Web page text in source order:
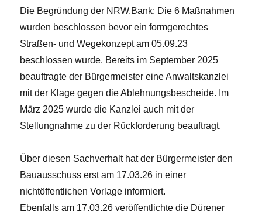
Die Begründung der NRW.Bank: Die 6 Maßnahmen
wurden beschlossen bevor ein formgerechtes
Straßen- und Wegekonzept am 05.09.23
beschlossen wurde. Bereits im September 2025
beauftragte der Bürgermeister eine Anwaltskanzlei
mit der Klage gegen die Ablehnungsbescheide. Im
März 2025 wurde die Kanzlei auch mit der
Stellungnahme zu der Rückforderung beauftragt.
Über diesen Sachverhalt hat der Bürgermeister den
Bauausschuss erst am 17.03.26 in einer
nichtöffentlichen Vorlage informiert.
Ebenfalls am 17.03.26 veröffentlichte die Dürener